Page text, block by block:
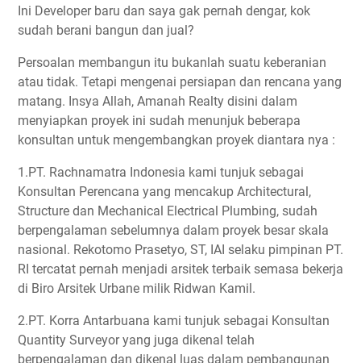
Ini Developer baru dan saya gak pernah dengar, kok
sudah berani bangun dan jual?
Persoalan membangun itu bukanlah suatu keberanian
atau tidak. Tetapi mengenai persiapan dan rencana yang
matang. Insya Allah, Amanah Realty disini dalam
menyiapkan proyek ini sudah menunjuk beberapa
konsultan untuk mengembangkan proyek diantara nya :
1.PT. Rachnamatra Indonesia kami tunjuk sebagai
Konsultan Perencana yang mencakup Architectural,
Structure dan Mechanical Electrical Plumbing, sudah
berpengalaman sebelumnya dalam proyek besar skala
nasional. Rekotomo Prasetyo, ST, IAI selaku pimpinan PT.
RI tercatat pernah menjadi arsitek terbaik semasa bekerja
di Biro Arsitek Urbane milik Ridwan Kamil.
2.PT. Korra Antarbuana kami tunjuk sebagai Konsultan
Quantity Surveyor yang juga dikenal telah
berpengalaman dan dikenal luas dalam pembangunan